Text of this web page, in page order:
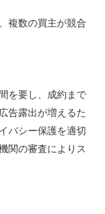
複数の買主が競合
を要し、成約まで
告露出が増えるた
バシー保護を適切
関の審査によりス